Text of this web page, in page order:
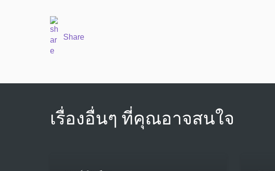
Share
เรื่องอื่นๆ ที่คุณอาจสนใจ